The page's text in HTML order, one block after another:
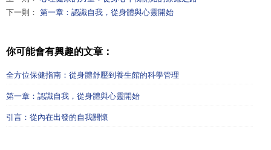
下一則： 第一章：認識自我，從身體與心靈開始
你可能會有興趣的文章：
全方位保健指南：從身體舒壓到養生館的科學管理
第一章：認識自我，從身體與心靈開始
引言：從內在出發的自我關懷